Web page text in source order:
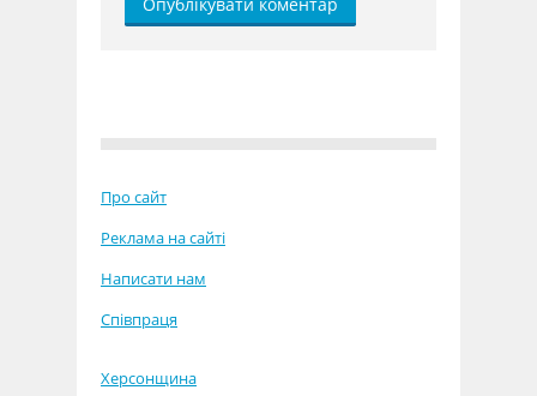
Про сайт
Реклама на сайті
Написати нам
Співпраця
Херсонщина